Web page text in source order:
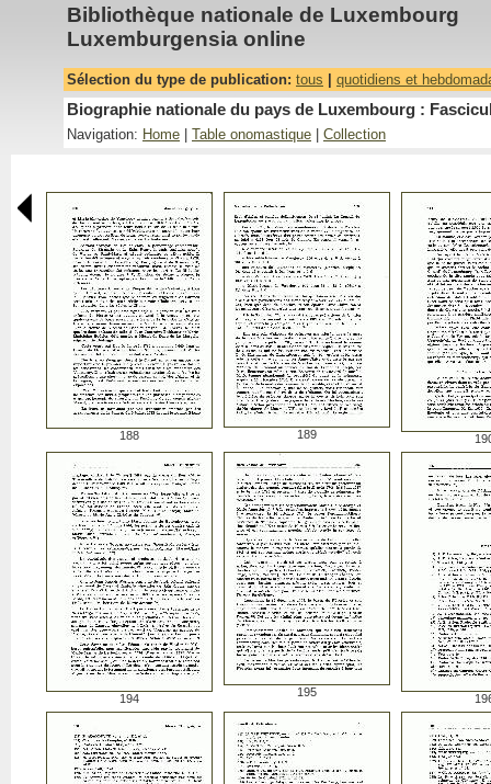
Bibliothèque nationale de Luxembourg
Luxemburgensia online
Sélection du type de publication: tous quotidiens et
Biographie nationale du pays de Luxembourg :
Navigation: Home Table onomastique Collection
188 189
194 195